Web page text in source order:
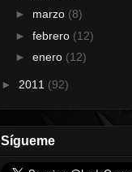
► marzo (8)
► febrero (12)
► enero (12)
► 2011 (92)
Sígueme